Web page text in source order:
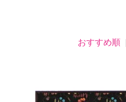
おすすめ順